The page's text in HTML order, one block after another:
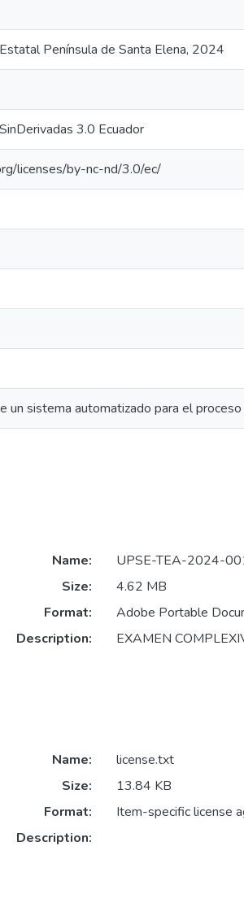
Península de Santa Elena, 2024
3.0 Ecuador
licenses/by-nc-nd/3.0/ec/
un sistema automatizado para el
Name:
UPSE-TEA-2024-
Size:
4.62 MB
Format:
Adobe Portable
Description:
EXAMEN
Name:
license.txt
Size:
13.84 KB
Format:
Item-specific license
Description: